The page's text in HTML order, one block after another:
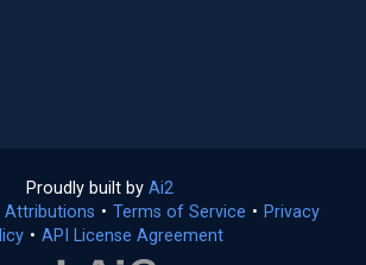
Proudly built by Ai2
in
a
Attributions • Terms of Service (opens
• Privacy
(opens
• API License Agreement